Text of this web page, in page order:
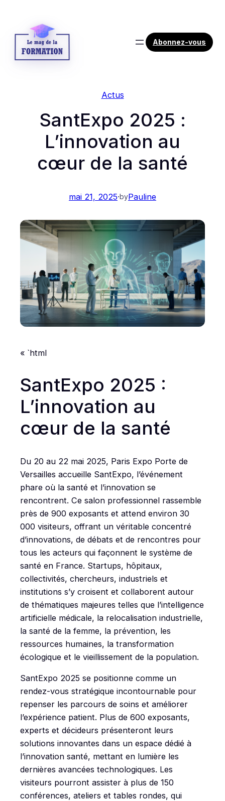
contenu
Abonnez-vous
Actus
SantExpo 2025 :
L’innovation au
cœur de la santé
mai 21, 2025·byPauline
« `html
SantExpo 2025 :
L’innovation au
cœur de la santé
Du 20 au 22 mai 2025, Paris Expo Porte de
Versailles accueille SantExpo, l’événement
phare où la santé et l’innovation se
rencontrent. Ce salon professionnel rassemble
près de 900 exposants et attend environ 30
000 visiteurs, offrant un véritable concentré
d’innovations, de débats et de rencontres pour
tous les acteurs qui façonnent le système de
santé en France. Startups, hôpitaux,
collectivités, chercheurs, industriels et
institutions s’y croisent et collaborent autour
de thématiques majeures telles que l’intelligence
artificielle médicale, la relocalisation industrielle,
la santé de la femme, la prévention, les
ressources humaines, la transformation
écologique et le vieillissement de la population.
SantExpo 2025 se positionne comme un
rendez-vous stratégique incontournable pour
repenser les parcours de soins et améliorer
l’expérience patient. Plus de 600 exposants,
experts et décideurs présenteront leurs
solutions innovantes dans un espace dédié à
l’innovation santé, mettant en lumière les
dernières avancées technologiques. Les
visiteurs pourront assister à plus de 150
conférences, ateliers et tables rondes, qui